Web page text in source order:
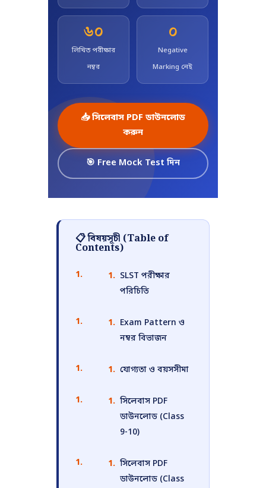
৬০
লিখিত পরীক্ষার
নম্বর
০
Negative
Marking নেই
📥 সিলেবাস PDF ডাউনলোড
করুন
🎯 Free Mock Test দিন
📋 বিষয়সূচী (Table of
Contents)
SLST পরীক্ষার
পরিচিতি
Exam Pattern ও
নম্বর বিভাজন
যোগ্যতা ও বয়সসীমা
সিলেবাস PDF
ডাউনলোড (Class
9-10)
সিলেবাস PDF
ডাউনলোড (Class